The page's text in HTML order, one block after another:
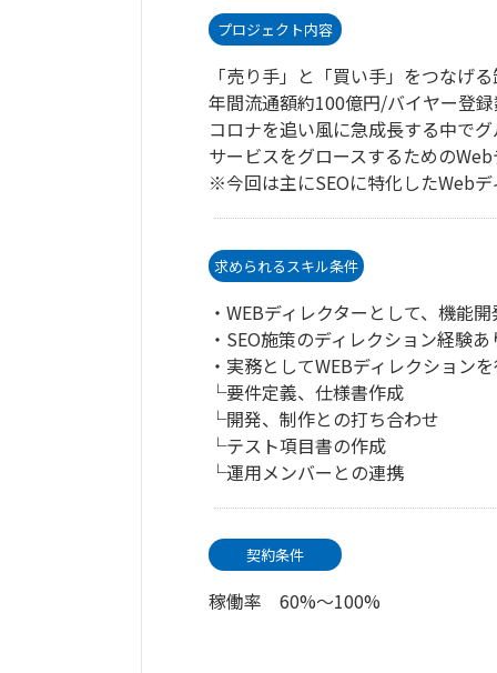
プロジェクト内容
「売り手」と「買い手」をつなげ
年間流通額約100億円/バイヤー登
コロナを追い風に急成長する中で
サービスをグロースするための
※今回は主にSEOに特化したWebデ
求められるスキル条件
・WEBディレクターとして、機能
・SEO施策のディレクション経験あ
・実務としてWEBディレクション
└要件定義、仕様書作成
└開発、制作との打ち合わせ
└テスト項目書の作成
└運用メンバーとの連携
契約条件
稼働率 60%～100%